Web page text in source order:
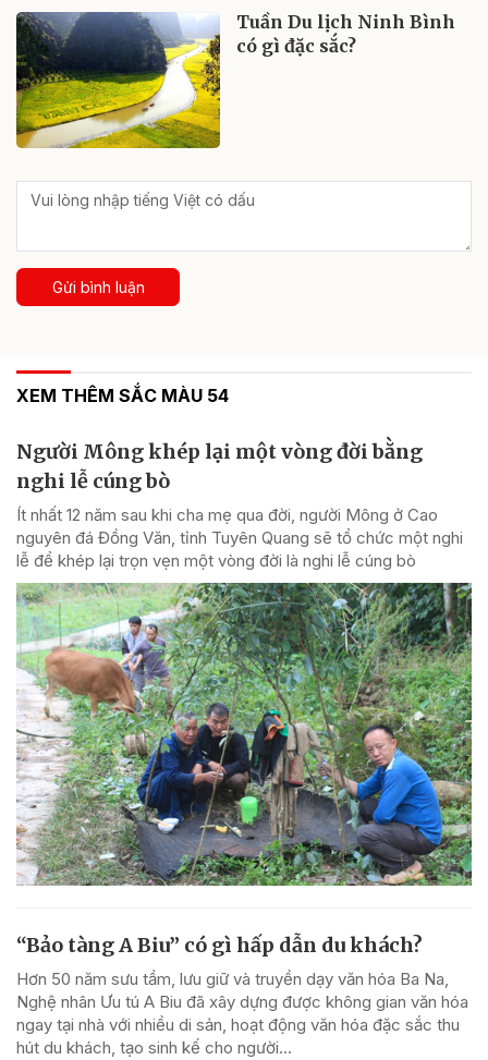
Tuần Du lịch Ninh Bình
có gì đặc sắc?
Gửi bình luận
XEM THÊM SẮC MÀU 54
Người Mông khép lại một vòng đời bằng
nghi lễ cúng bò
Ít nhất 12 năm sau khi cha mẹ qua đời, người Mông ở Cao
nguyên đá Đồng Văn, tỉnh Tuyên Quang sẽ tổ chức một nghi
lễ để khép lại trọn vẹn một vòng đời là nghi lễ cúng bò
“Bảo tàng A Biu” có gì hấp dẫn du khách?
Hơn 50 năm sưu tầm, lưu giữ và truyền dạy văn hóa Ba Na,
Nghệ nhân Ưu tú A Biu đã xây dựng được không gian văn hóa
ngay tại nhà với nhiều di sản, hoạt động văn hóa đặc sắc thu
hút du khách, tạo sinh kế cho người...